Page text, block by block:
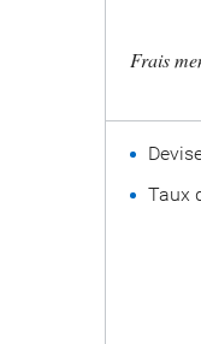
Frais
Taux